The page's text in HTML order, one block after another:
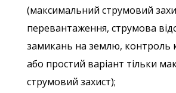
(максимальний струмовий
перевантаження, струмова
замикань на землю, контроль
або простий варіант тільки
струмовий захист);